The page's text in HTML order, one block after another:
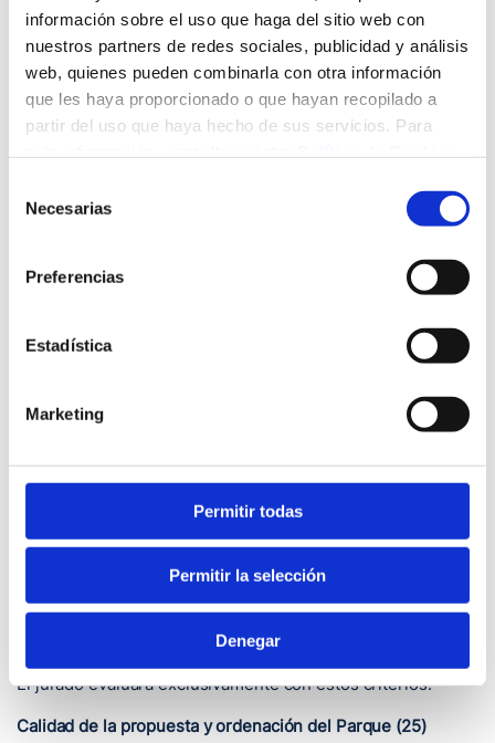
información sobre el uso que haga del sitio web con
nuestros partners de redes sociales, publicidad y análisis
web, quienes pueden combinarla con otra información
que les haya proporcionado o que hayan recopilado a
partir del uso que haya hecho de sus servicios. Para
Necesarias
Preferencias
Estadística
Marketing
Permitir todas
Permitir la selección
Denegar
Secciones y criterios de
instalaciones/estructura.
Estrategia energética.
4.2.2. Identificación (no anónima; custodiada sin
apertura hasta el fallo):
5.1. El Jurado será designado por el Presidente del
5.2. El jurado podrá solicitar informes técnicos de apoyo en
caso de resultar necesario.
declararse desierto.
6. Criterios de valoración (100 puntos)
El jurado evaluará exclusivamente con estos criterios:
Calidad de la propuesta y ordenación del Parque (25)